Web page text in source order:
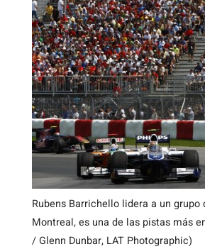
Rubens Barrichello lidera a un
Montreal, es una de las pistas más
/ Glenn Dunbar, LAT Photographic)